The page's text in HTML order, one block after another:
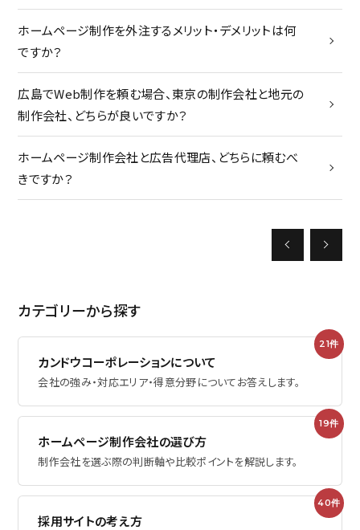
ホームページ制作を外注するメリット・デメリットは何
ですか？
広島でWeb制作を頼む場合、東京の制作会社と地元の
制作会社、どちらが良いですか？
ホームページ制作会社と広告代理店、どちらに頼むべ
きですか？
べ
何
カテゴリーから探す
カンドウコーポレーションについて
会社の強み・対応エリア・得意分野についてお答えします。
21件
ホームページ制作会社の選び方
制作会社を選ぶ際の判断軸や比較ポイントを解説します。
19件
採用サイトの考え方
40件
採用
ミエルカ
Facebook